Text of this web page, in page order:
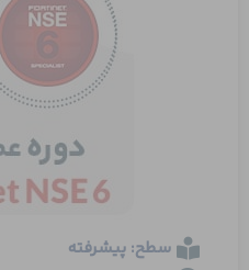
سطح: پیشرفته